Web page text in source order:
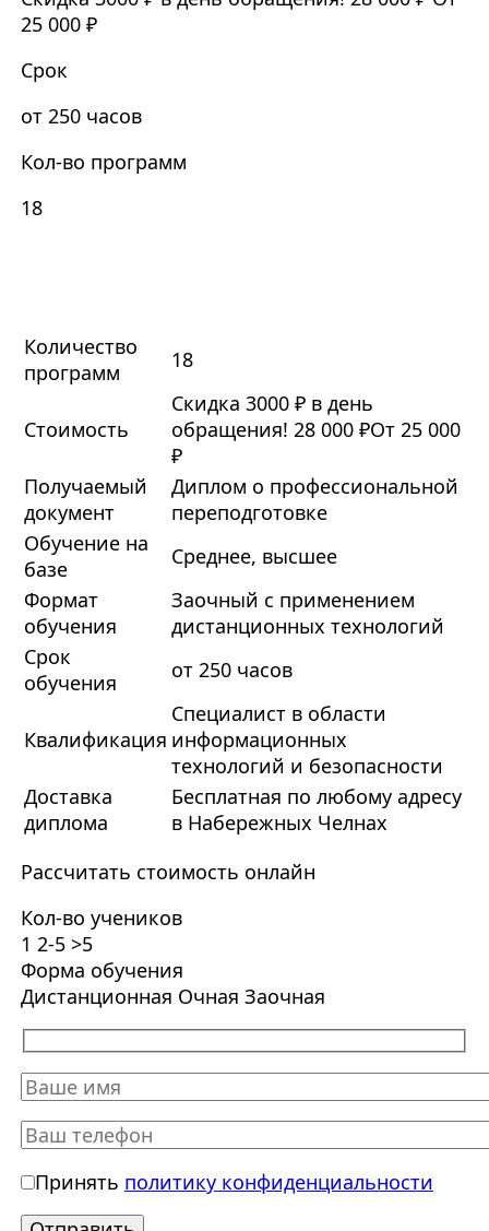
25 000 ₽
Срок
от 250 часов
Кол-во программ
18
Количество
программ
18
Стоимость
Скидка 3000 ₽ в день
обращения! 28 000 ₽От 25 000
₽
Получаемый
документ
Диплом о профессиональной
переподготовке
Обучение на
базе
Среднее, высшее
Формат
обучения
Заочный с применением
дистанционных технологий
Срок
обучения
от 250 часов
Квалификация
Специалист в области
информационных
технологий и безопасности
Доставка
диплома
Бесплатная по любому адресу
в Набережных Челнах
Рассчитать стоимость онлайн
Кол-во учеников
1 2-5 >5
Форма обучения
Дистанционная Очная Заочная
Принять политику конфиденциальности